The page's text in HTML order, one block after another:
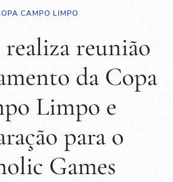
CAMPO LIMPO
realiza reunião
da Copa
Limpo e
para o
Games